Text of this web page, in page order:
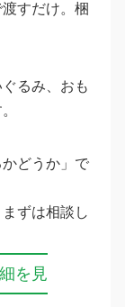
すだけ。梱
るみ、おも
どうか」で
ずは相談し
を見